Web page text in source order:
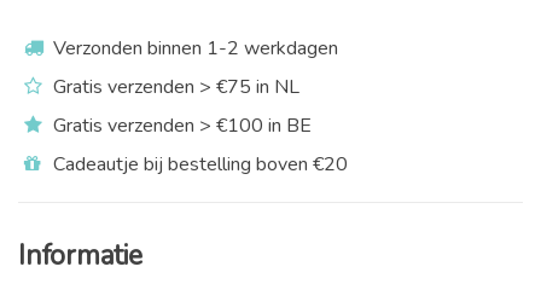
Verzonden binnen 1-2 werkdagen
Gratis verzenden > €75 in NL
Gratis verzenden > €100 in BE
Cadeautje bij bestelling boven €20
Informatie